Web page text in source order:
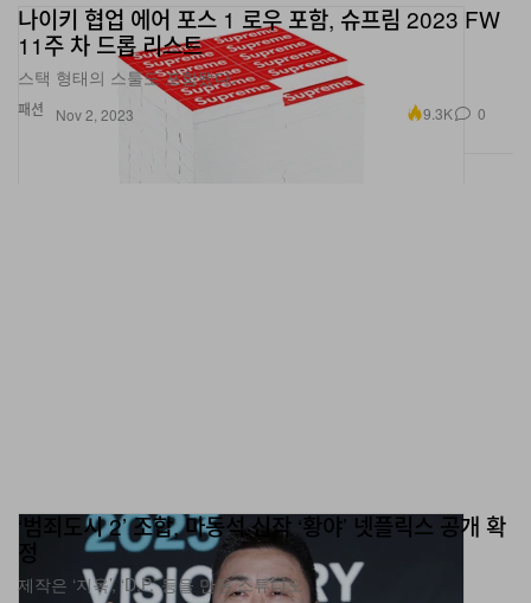
패션
나이키 협업 에어 포스 1 로우 포함, 슈프림 2023 FW
11주 차 드롭 리스트
스택 형태의 스툴도 포함됐다.
Nov 2, 2023 9.3K 0
‘범죄도시 2’ 조합, 마동석 신작 ‘황야’ 넷플릭스 공개 확
정
제작은 ‘지옥’, ‘D.P.’ 등을 만든 스튜디오.